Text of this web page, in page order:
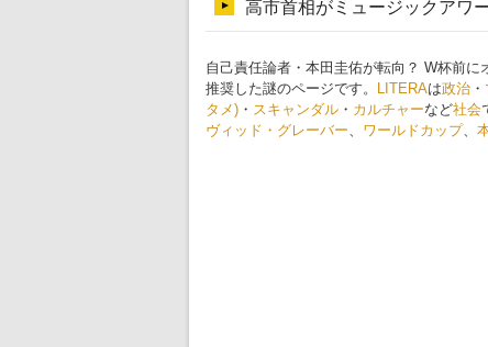
自己責任論者・本田圭佑が転向？ W杯前
推奨した謎のページです。
LITERAは政治 ・
タメ) ・ スキャンダル ・ カルチャーなど社会
ヴィッド・グレーバー、 ワールドカップ、